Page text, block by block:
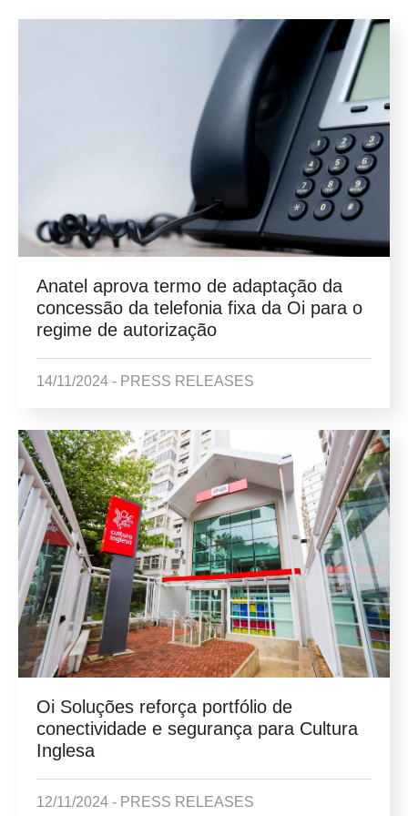
Anatel aprova termo de adaptação da
concessão da telefonia fixa da Oi para o
regime de autorização
14/11/2024 - PRESS RELEASES
Oi Soluções reforça portfólio de
conectividade e segurança para Cultura
Inglesa
12/11/2024 - PRESS RELEASES